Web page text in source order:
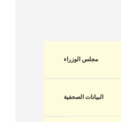
مجلس الوزراء
البيانات الصحفية